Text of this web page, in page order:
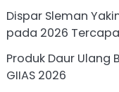
Dispar Sleman
pada 2026
Produk Daur Ulang
GIIAS 2026